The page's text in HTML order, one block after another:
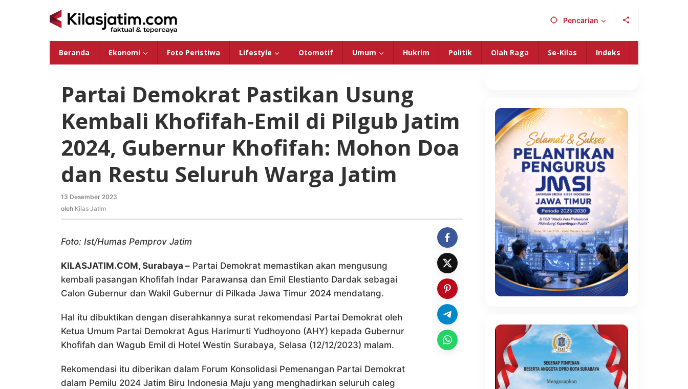
Pencarian
Beranda Ekonomi Foto Peristiwa Lifestyle Otomotif Umum Hukrim Politik Olah Raga Se-Kilas Indeks
Partai Demokrat Pastikan Usung
Kembali Khofifah-Emil di Pilgub Jatim
2024, Gubernur Khofifah: Mohon Doa
dan Restu Seluruh Warga Jatim
13 Desember 2023
oleh Kilas Jatim
Foto: Ist/Humas Pemprov Jatim
KILASJATIM.COM, Surabaya – Partai Demokrat memastikan akan mengusung
kembali pasangan Khofifah Indar Parawansa dan Emil Elestianto Dardak sebagai
Calon Gubernur dan Wakil Gubernur di Pilkada Jawa Timur 2024 mendatang.
Hal itu dibuktikan dengan diserahkannya surat rekomendasi Partai Demokrat oleh
Ketua Umum Partai Demokrat Agus Harimurti Yudhoyono (AHY) kepada Gubernur
Khofifah dan Wagub Emil di Hotel Westin Surabaya, Selasa (12/12/2023) malam.
Rekomendasi itu diberikan dalam Forum Konsolidasi Pemenangan Partai Demokrat
dalam Pemilu 2024 Jatim Biru Indonesia Maju yang menghadirkan seluruh caleg